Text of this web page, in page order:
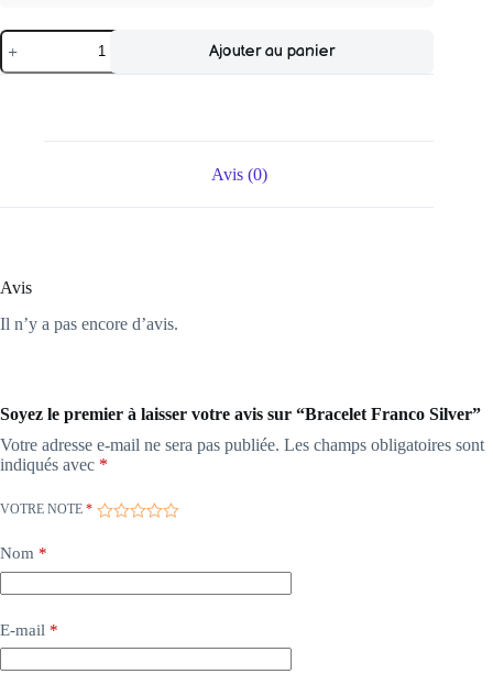
quantité
de
Bracelet
Ajouter au panier
Avis (0)
Avis
Il n’y a pas encore d’avis.
Soyez le premier à laisser votre avis sur “Bracelet Franco Silver”
Votre adresse e-mail ne sera pas publiée. Les champs obligatoires sont
indiqués avec *
VOTRE NOTE *
Nom *
E-mail *